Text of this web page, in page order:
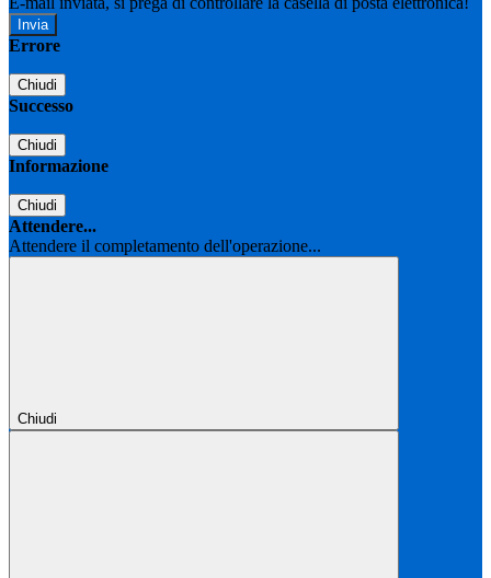
Errore
Chiudi
Successo
Chiudi
Informazione
Chiudi
Attendere...
Attendere il completamento dell'operazione...
Chiudi